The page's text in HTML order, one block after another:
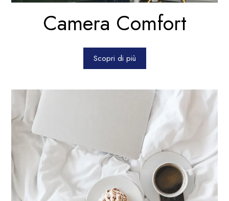
Camera Comfort
Scopri di più